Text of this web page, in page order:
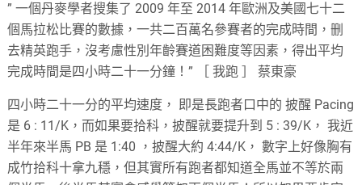
” 一個丹麥學者搜集了 2009 年至 2014 年歐洲及美國七十二
個馬拉松比賽的數據，一共二百萬名參賽者的完成時間，删
去精英跑手，沒考慮性別年齡賽道困難度等因素，得出平均
完成時間是四小時二十一分鐘！” ［ 我跑 ］ 蔡東豪
四小時二十一分的平均速度， 即是長跑者口中的 披醒 Pacing
是 6 : 11/K，而如果要拾科，披醒就要提升到 5 : 39/K， 我近
半年來半馬 PB 是 1:40 ，披醒大約 4:44/K， 數字上好像胸有
成竹拾科十拿九穩，但其實所有跑者都知道全馬並不等於兩